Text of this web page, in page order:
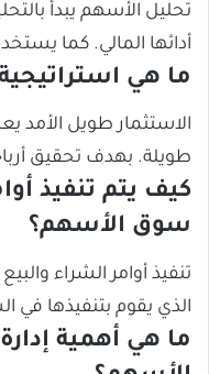
تحليل الأسهم يبدأ
أدائها المالي. كما
ما هي
الاستثمار طويل الأمد
طويلة. بهدف تحقيق
كيف يتم تنفيذ
سوق الأسهم؟
تنفيذ أوامر الشراء
الذي يقوم بتنفيذها في
ما هي أهمية